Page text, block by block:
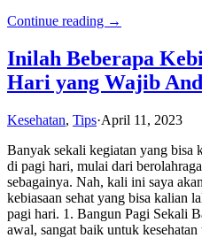
Continue reading →
Inilah Beberapa
Hari yang Wajib
Kesehatan, Tips·April 11, 2023
Banyak sekali kegiatan yang bisa
di pagi hari, mulai dari
sebagainya. Nah, kali ini saya
kebiasaan sehat yang bisa kalian
pagi hari. 1. Bangun Pagi Sekali
awal, sangat baik untuk